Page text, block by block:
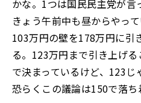
かな。1つは国民民主党が言
きょう午前中も昼からやっ
103万円の壁を178万円に引
る。123万円まで引き上げ
で決まっているけど、123じ
恐らくこの議論は150で落ち